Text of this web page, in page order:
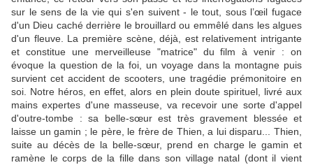
sur le sens de la vie qui s'en suivent - le tout, sous l’œil fugace
d'un Dieu caché derrière le brouillard ou emmêlé dans les algues
d'un fleuve. La première scène, déjà, est relativement intrigante
et constitue une merveilleuse "matrice" du film à venir : on
évoque la question de la foi, un voyage dans la montagne puis
survient cet accident de scooters, une tragédie prémonitoire en
soi. Notre héros, en effet, alors en plein doute spirituel, livré aux
mains expertes d'une masseuse, va recevoir une sorte d'appel
d'outre-tombe : sa belle-sœur est très gravement blessée et
laisse un gamin ; le père, le frère de Thien, a lui disparu... Thien,
suite au décès de la belle-sœur, prend en charge le gamin et
ramène le corps de la fille dans son village natal (dont il vient